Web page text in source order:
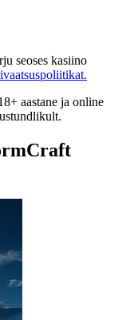
seoses kasiino
aastane ja online